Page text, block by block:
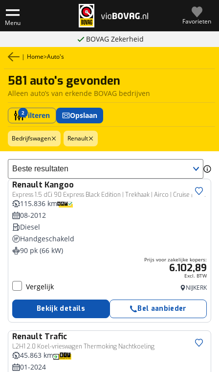
Menu Favorieten
BOVAG Zekerheid
| Home>Auto's
581 auto's gevonden
Alleen auto’s van erkende BOVAG bedrijven
2Filteren Opslaan
Bedrijfswagen Renault
Sorteer resultaten
Renault Kangoo
Express 1.5 dCi 90 Express Black Edition | Trekhaak | Airco | Cruise | Sensoren
Bedrijfswagen
115.836 km
08-2012
Diesel
Handgeschakeld
90 pk (66 kW)
Prijs voor zakelijke kopers:
6.102,89
Excl. BTW
Vergelijk NIJKERK
Bekijk details Bel aanbieder
Renault Trafic
L2H1 2.0 Koel-vrieswagen Thermoking Nachtkoeling
Bedrijfswagen
45.863 km
01-2024